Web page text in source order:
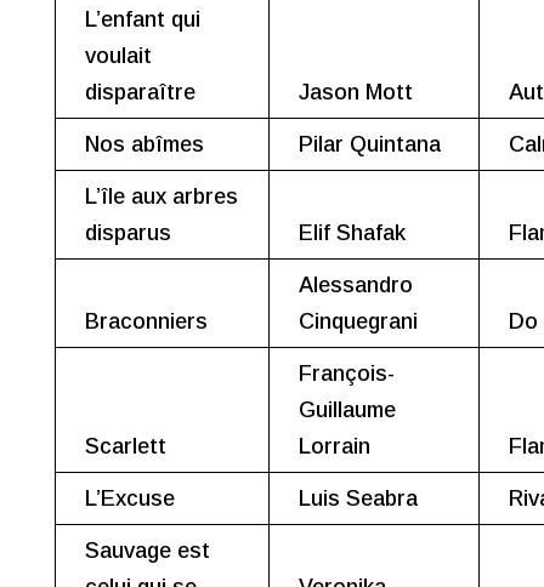
L’enfant qui
voulait
disparaître
Jason Mott
Nos abîmes Pilar Quintana
L’île aux arbres
disparus
Elif Shafak
Braconniers
Alessandro
Cinquegrani
Do
Scarlett
François-
Guillaume
Lorrain
L’Excuse Luis Seabra
Sauvage est